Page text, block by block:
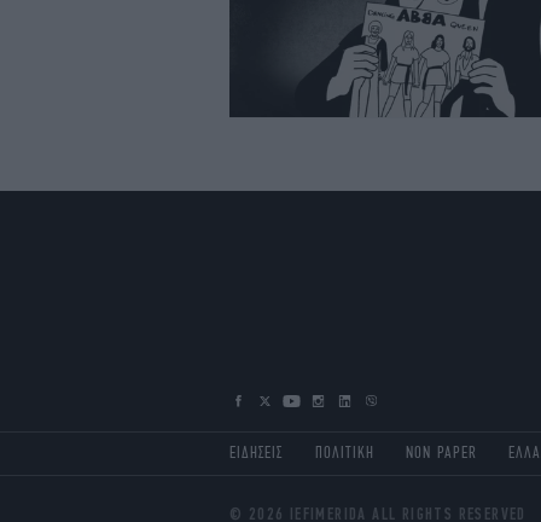
ΕΙΔΗΣΕΙΣ ΠΟΛΙΤΙΚΗ NON PAPER
© 2026 IEFIMERIDA ALL RIGHTS RESERVED